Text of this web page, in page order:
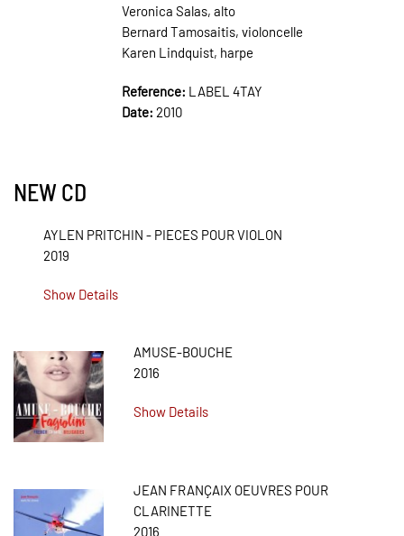
Veronica Salas, alto
Bernard Tamosaitis, violoncelle
Karen Lindquist, harpe
Reference: LABEL 4TAY
Date: 2010
NEW CD
AYLEN PRITCHIN - PIECES POUR VIOLON
2019
Show Details
AMUSE-BOUCHE
2016
Show Details
JEAN FRANÇAIX OEUVRES POUR
CLARINETTE
2016